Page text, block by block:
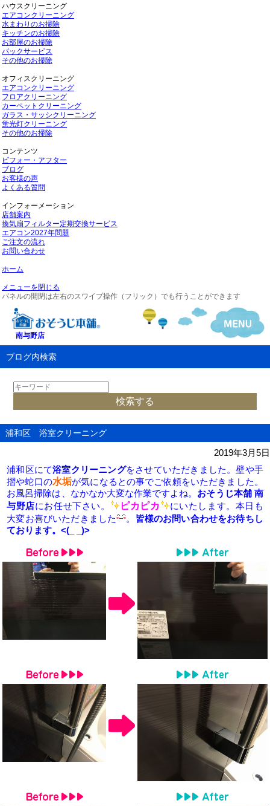
ハウスクリーニング
エアコンクリーニング
水まわりのお掃除
キッチンのお掃除
お部屋のお掃除
パックサービス
その他のお掃除
オフィスクリーニング
エアコンクリーニング
フロアクリーニング
カーペットクリーニング
ガラス・サッシクリーニング
蛍光灯クリーニング
その他のお掃除
コンテンツ
ビフォー・アフター
ブログ
お客様の声
よくある質問
インフォーメーション
店舗案内
換気扇フィルター定期交換サービス
エアコン2027年問題
ご注文の流れ
お問い合わせ
ホーム
メニューを閉じる
パネルの開閉は左右のスワイプ操作（フリック）でも行うことができます
南与野店
ブログ内検索
浦和区 浴室クリーニング
2019年3月5日
浦和区にて浴室クリーニングをさせていただきました。壁や手
摺や蛇口の水垢が気になるとの事でご依頼をいただきました。
お風呂掃除は、なかなか大変な作業ですよね。 おそうじ本舗 南
与野店にお任せ下さい。 ピカピカ
にいたします。本日も
大変お喜びいただきました
。 皆様のお問い合わせをお待ちし
ております。<(_ _)>